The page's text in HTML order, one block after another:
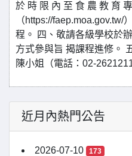
於 時 限 內 至 食 農 教 育
（https://faep.moa.gov.tw/
程。 四、敬請各級學校於
方式參與旨 揭課程進修。
陳小姐（電話：02-
近月內熱門公告
2026-07-10 173